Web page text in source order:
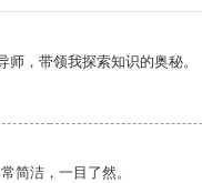
师，带领我探索知识的奥秘。
简洁，一目了然。